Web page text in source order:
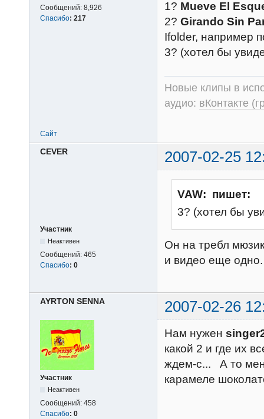
Сообщений: 8,926
Спасибо: 217
1? Mueve El
2? Girando Sin
Ifolder, например
3? (хотел бы
Новые клипы в
аудио: вКонтакте
Сайт
CEVER 2007-02-25
Участник
Неактивен
Сообщений: 465
Спасибо: 0
VAW: пишет:
3? (хотел бы
Он на требл
и видео еще одно.
AYRTON SENNA 2007-02-26
Участник
Неактивен
Сообщений: 458
Спасибо: 0
Нам нужен
какой 2 и где их
ждем-с... А то
карамеле